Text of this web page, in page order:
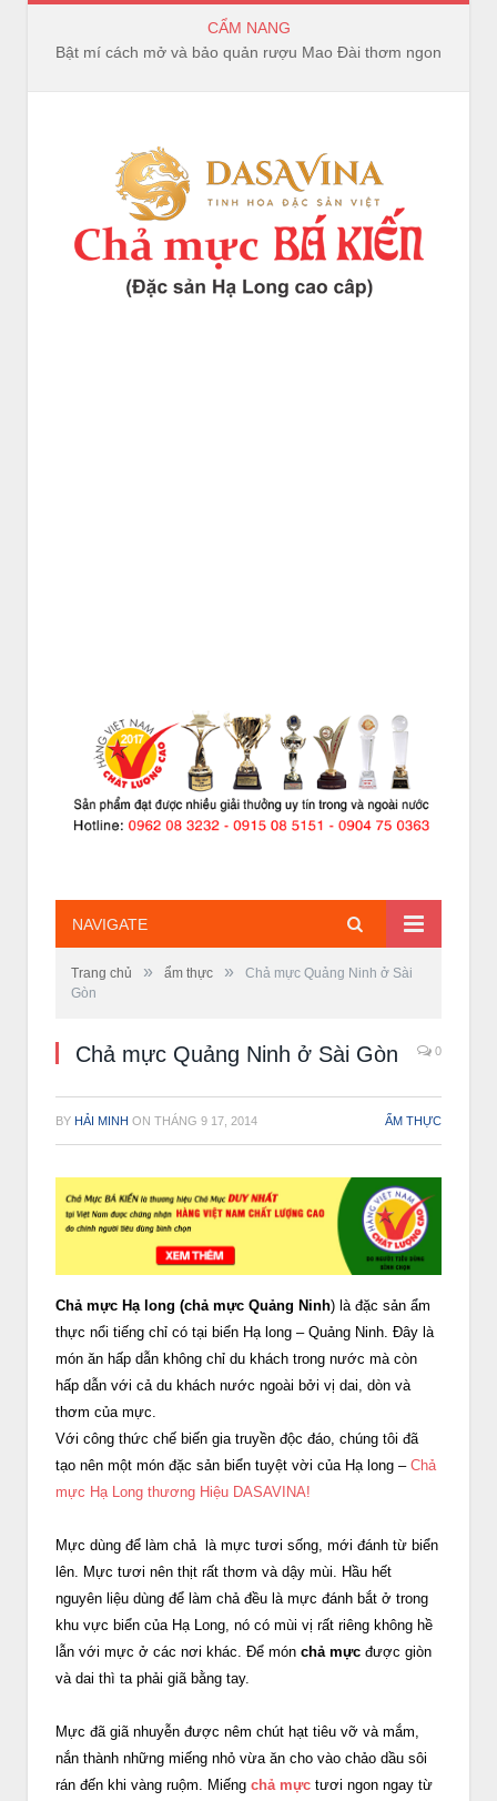
CẨM NANG
Bật mí cách mở và bảo quản rượu Mao Đài thơm ngon, trọn vị
NAVIGATE
Trang chủ » ẩm thực »
Chả mực Quảng Ninh ở Sài
Gòn
Chả mực Quảng Ninh ở Sài Gòn 0
BY HẢI MINH ON THÁNG 9 17, 2014 ẨM THỰC
Chả mực Hạ long (chả mực Quảng Ninh) là đặc sản ẩm
thực nổi tiếng chỉ có tại biển Hạ long – Quảng Ninh. Đây là
món ăn hấp dẫn không chỉ du khách trong nước mà còn
hấp dẫn với cả du khách nước ngoài bởi vị dai, dòn và
thơm của mực.
Với công thức chế biến gia truyền độc đáo, chúng tôi đã
tạo nên một món đặc sản biển tuyệt vời của Hạ long – Chả
mực Hạ Long thương Hiệu DASAVINA!
Mực dùng để làm chả là mực tươi sống, mới đánh từ biển
lên. Mực tươi nên thịt rất thơm và dậy mùi. Hầu hết
nguyên liệu dùng để làm chả đều là mực đánh bắt ở trong
khu vực biển của Hạ Long, nó có mùi vị rất riêng không hề
lẫn với mực ở các nơi khác. Để món chả mực được giòn
và dai thì ta phải giã bằng tay.
Mực đã giã nhuyễn được nêm chút hạt tiêu vỡ và mắm,
nắn thành những miếng nhỏ vừa ăn cho vào chảo dầu sôi
rán đến khi vàng ruộm. Miếng chả mực tươi ngon ngay từ